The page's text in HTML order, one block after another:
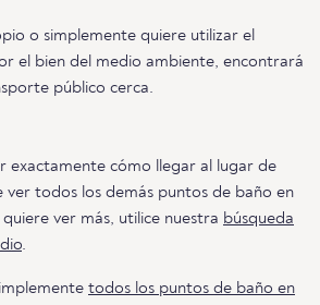
o simplemente quiere utilizar el
el bien del medio ambiente, encontrará
público cerca.
exactamente cómo llegar al lugar de
ver todos los demás puntos de baño en
ver más, utilice nuestra búsqueda
.
todos los puntos de baño en